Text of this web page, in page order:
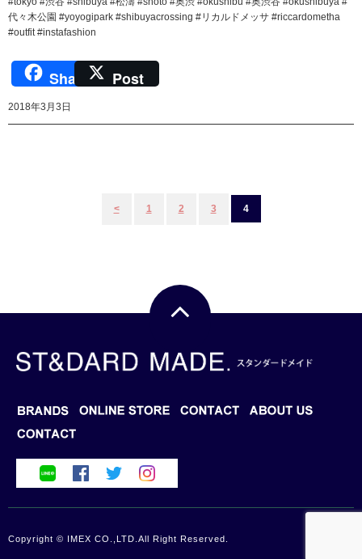
代々木公園 #yoyogipark #shibuyacrossing #リカルドメッサ #riccardometha
#outfit #instafashion
Share Post
2018年3月3日
< 1 2 3 4
BRANDS BLOG ONLINE STORE
Copyright © IMEX CO.,LTD.All Right Reserved.